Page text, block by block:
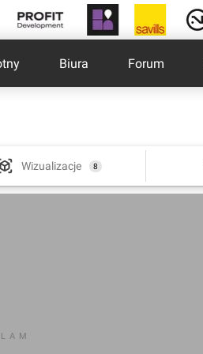
Biura Forum
Wizualizacje 8